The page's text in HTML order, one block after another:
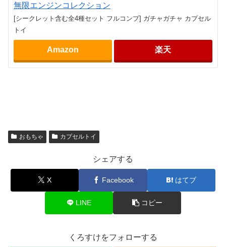
無限エンジンコレクション
[シークレット含む全4種セット フルコンプ] ガチャガチャ カプセル
トイ
Amazon 楽天
おもちゃ カプセルトイ
シェアする
X Facebook はてブ
LINE コピー
くろすけをフォローする